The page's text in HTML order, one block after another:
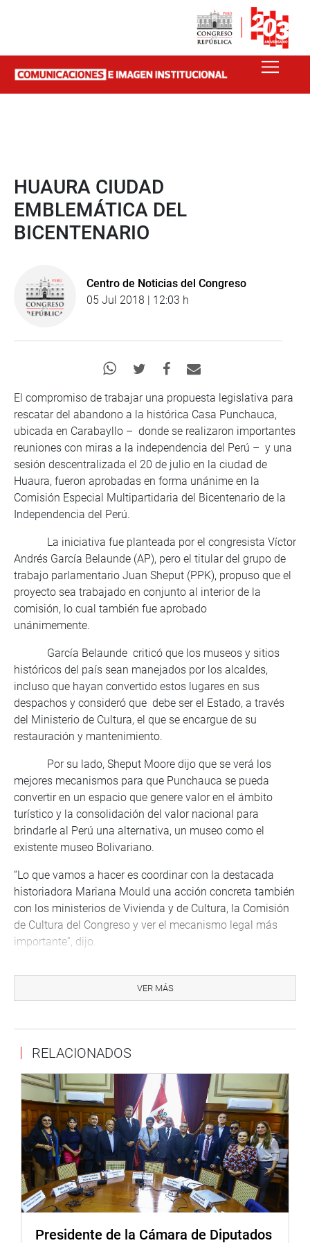
HUAURA CIUDAD
EMBLEMÁTICA DEL
BICENTENARIO
Centro de Noticias del Congreso
05 Jul 2018 | 12:03 h
El compromiso de trabajar una propuesta legislativa para
rescatar del abandono a la histórica Casa Punchauca,
ubicada en Carabayllo – donde se realizaron importantes
reuniones con miras a la independencia del Perú – y una
sesión descentralizada el 20 de julio en la ciudad de
Huaura, fueron aprobadas en forma unánime en la
Comisión Especial Multipartidaria del Bicentenario de la
Independencia del Perú.
La iniciativa fue planteada por el congresista Víctor
Andrés García Belaunde (AP), pero el titular del grupo de
trabajo parlamentario Juan Sheput (PPK), propuso que el
proyecto sea trabajado en conjunto al interior de la
comisión, lo cual también fue aprobado
unánimemente.
García Belaunde criticó que los museos y sitios
históricos del país sean manejados por los alcaldes,
incluso que hayan convertido estos lugares en sus
despachos y consideró que debe ser el Estado, a través
del Ministerio de Cultura, el que se encargue de su
restauración y mantenimiento.
Por su lado, Sheput Moore dijo que se verá los
mejores mecanismos para que Punchauca se pueda
convertir en un espacio que genere valor en el ámbito
turístico y la consolidación del valor nacional para
brindarle al Perú una alternativa, un museo como el
existente museo Bolivariano.
“Lo que vamos a hacer es coordinar con la destacada
historiadora Mariana Mould una acción concreta también
con los ministerios de Vivienda y de Cultura, la Comisión
de Cultura del Congreso y ver el mecanismo legal más
importante”, dijo.
que se buscará ponerla en valor para las futuras
generaciones.
Fue durante la sesión en la que Mould viuda de Pease
expuso sobre la actual situación en que se encuentra la
casa hacienda de Santiago de Punchauca, y que su
deterioro es tanto material como inmaterial; por eso, su
reversión debe ser efectuada como expresión identitaria
peruana.
En ese lugar se reunió el 2 de junio de 1821 el general
José de la Serna, penúltimo virrey del Perú, con el general
José de San Martín, a quien le propuso que un príncipe de
la Casa Real Española fuese designado Rey del Perú. Con
ello hizo un último intento de una independencia
VER MÁS
RELACIONADOS
Presidente de la Cámara de Diputados